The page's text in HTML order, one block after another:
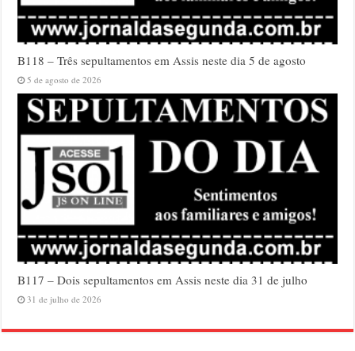
B118 – Três sepultamentos em Assis neste dia 5 de agosto
5 de agosto de 2026
B117 – Dois sepultamentos em Assis neste dia 31 de julho
31 de julho de 2026